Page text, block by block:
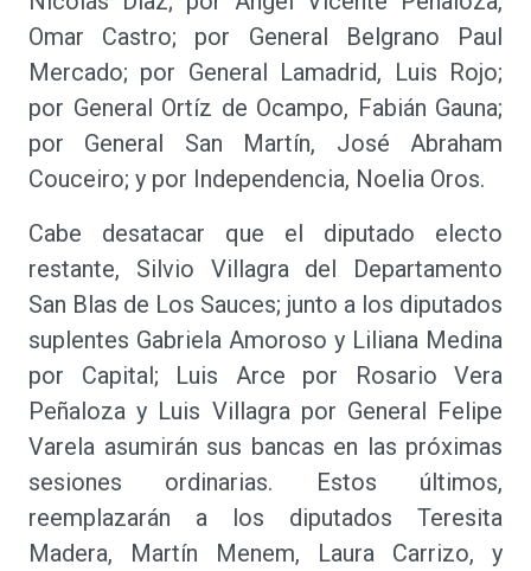
Omar Castro; por General Belgrano Paul
Mercado; por General Lamadrid, Luis Rojo;
por General Ortíz de Ocampo, Fabián Gauna;
por General San Martín, José Abraham
Couceiro; y por Independencia, Noelia Oros.
Cabe desatacar que el diputado electo
restante, Silvio Villagra del Departamento
San Blas de Los Sauces; junto a los diputados
suplentes Gabriela Amoroso y Liliana Medina
por Capital; Luis Arce por Rosario Vera
Peñaloza y Luis Villagra por General Felipe
Varela asumirán sus bancas en las próximas
sesiones ordinarias. Estos últimos,
reemplazarán a los diputados Teresita
Madera, Martín Menem, Laura Carrizo, y